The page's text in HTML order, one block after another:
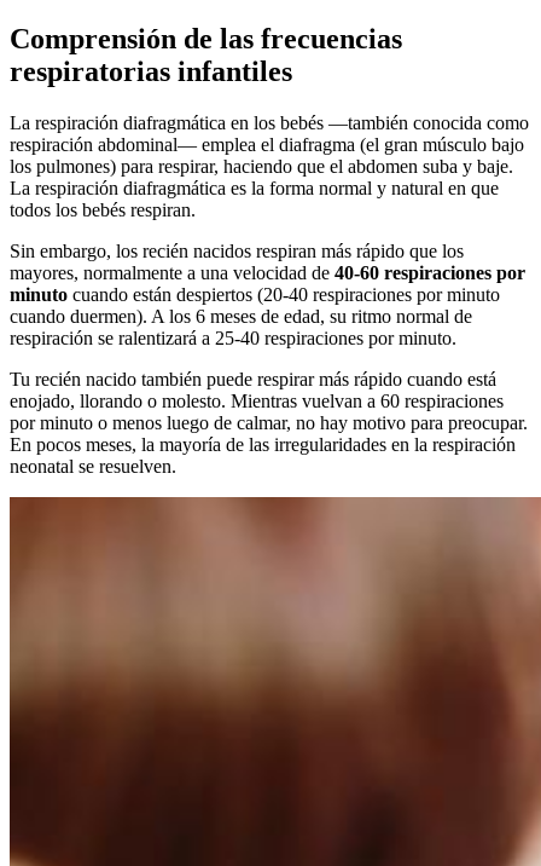
Comprensión de las frecuencias
respiratorias infantiles
La respiración diafragmática en los bebés —también conocida como
respiración abdominal— emplea el diafragma (el gran músculo bajo
los pulmones) para respirar, haciendo que el abdomen suba y baje.
La respiración diafragmática es la forma normal y natural en que
todos los bebés respiran.
Sin embargo, los recién nacidos respiran más rápido que los
mayores, normalmente a una velocidad de 40-60 respiraciones por
minuto cuando están despiertos (20-40 respiraciones por minuto
cuando duermen). A los 6 meses de edad, su ritmo normal de
respiración se ralentizará a 25-40 respiraciones por minuto.
Tu recién nacido también puede respirar más rápido cuando está
enojado, llorando o molesto. Mientras vuelvan a 60 respiraciones
por minuto o menos luego de calmar, no hay motivo para preocupar.
En pocos meses, la mayoría de las irregularidades en la respiración
neonatal se resuelven.